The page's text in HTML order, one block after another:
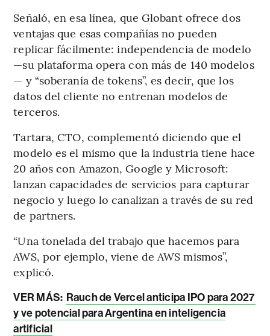
Señaló, en esa línea, que Globant ofrece dos
ventajas que esas compañías no pueden
replicar fácilmente: independencia de modelo
—su plataforma opera con más de 140 modelos
— y “soberanía de tokens”, es decir, que los
datos del cliente no entrenan modelos de
terceros.
Tartara, CTO, complementó diciendo que el
modelo es el mismo que la industria tiene hace
20 años con Amazon, Google y Microsoft:
lanzan capacidades de servicios para capturar
negocio y luego lo canalizan a través de su red
de partners.
“Una tonelada del trabajo que hacemos para
AWS, por ejemplo, viene de AWS mismos”,
explicó.
VER MÁS: Rauch de Vercel anticipa IPO para 2027
y ve potencial para Argentina en inteligencia
artificial